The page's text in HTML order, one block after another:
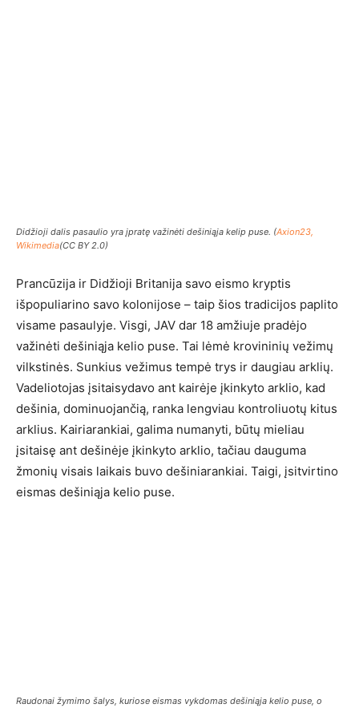
Didžioji dalis pasaulio yra įpratę važinėti dešiniąja kelip puse. (Axion23,
Wikimedia(CC BY 2.0)
Prancūzija ir Didžioji Britanija savo eismo kryptis
išpopuliarino savo kolonijose – taip šios tradicijos paplito
visame pasaulyje. Visgi, JAV dar 18 amžiuje pradėjo
važinėti dešiniąja kelio puse. Tai lėmė krovininių vežimų
vilkstinės. Sunkius vežimus tempė trys ir daugiau arklių.
Vadeliotojas įsitaisydavo ant kairėje įkinkyto arklio, kad
dešinia, dominuojančią, ranka lengviau kontroliuotų kitus
arklius. Kairiarankiai, galima numanyti, būtų mieliau
įsitaisę ant dešinėje įkinkyto arklio, tačiau dauguma
žmonių visais laikais buvo dešiniarankiai. Taigi, įsitvirtino
eismas dešiniąja kelio puse.
Raudonai žymimo šalys, kuriose eismas vykdomas dešiniąja kelio puse, o